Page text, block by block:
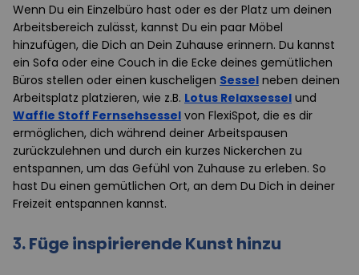
Wenn Du ein Einzelbüro hast oder es der Platz um deinen
Arbeitsbereich zulässt, kannst Du ein paar Möbel
hinzufügen, die Dich an Dein Zuhause erinnern. Du kannst
ein Sofa oder eine Couch in die Ecke deines gemütlichen
Büros stellen oder einen kuscheligen Sessel neben deinen
Arbeitsplatz platzieren, wie z.B. Lotus Relaxsessel und
Waffle Stoff Fernsehsessel von FlexiSpot, die es dir
ermöglichen, dich während deiner Arbeitspausen
zurückzulehnen und durch ein kurzes Nickerchen zu
entspannen, um das Gefühl von Zuhause zu erleben. So
hast Du einen gemütlichen Ort, an dem Du Dich in deiner
Freizeit entspannen kannst.
3. Füge inspirierende Kunst hinzu